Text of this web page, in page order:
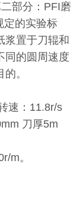
部分：PFI磨
定的实验标
浆置于刀辊和
同的圆周速度
。
速：11.8r/s
刀厚5m
m。